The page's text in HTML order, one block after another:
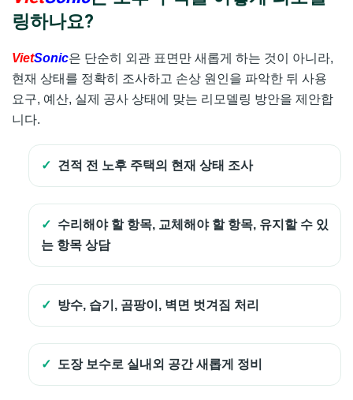
링하나요?
VietSonic은 단순히 외관 표면만 새롭게 하는 것이 아니라,
현재 상태를 정확히 조사하고 손상 원인을 파악한 뒤 사용
요구, 예산, 실제 공사 상태에 맞는 리모델링 방안을 제안합
니다.
견적 전 노후 주택의 현재 상태 조사
수리해야 할 항목, 교체해야 할 항목, 유지할 수 있
는 항목 상담
방수, 습기, 곰팡이, 벽면 벗겨짐 처리
도장 보수로 실내외 공간 새롭게 정비